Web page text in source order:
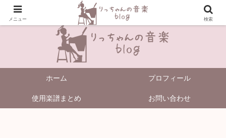
＼Enjoy Music!／
ホーム プロフィール
使用楽譜まとめ お問い合わせ
メニュー 検索